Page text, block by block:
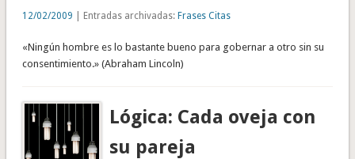
12/02/2009 | Entradas archivadas: Frases Citas
«Ningún hombre es lo bastante bueno para gobernar a otro sin su
consentimiento.» (Abraham Lincoln)
Lógica: Cada oveja con
su pareja